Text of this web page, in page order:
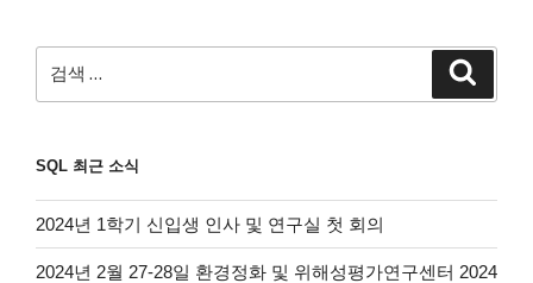
색:
SQL 최근 소식
2024년 1학기 신입생 인사 및 연구실 첫 회의
2024년 2월 27-28일 환경정화 및 위해성평가연구센터 2024